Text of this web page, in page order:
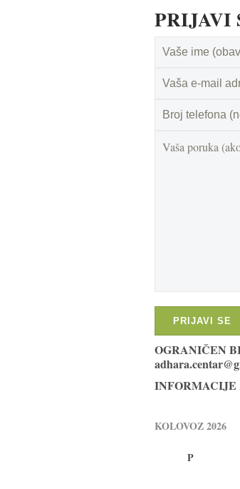
PRIJAVI
OGRANIČEN
KOLOVOZ 2026
P